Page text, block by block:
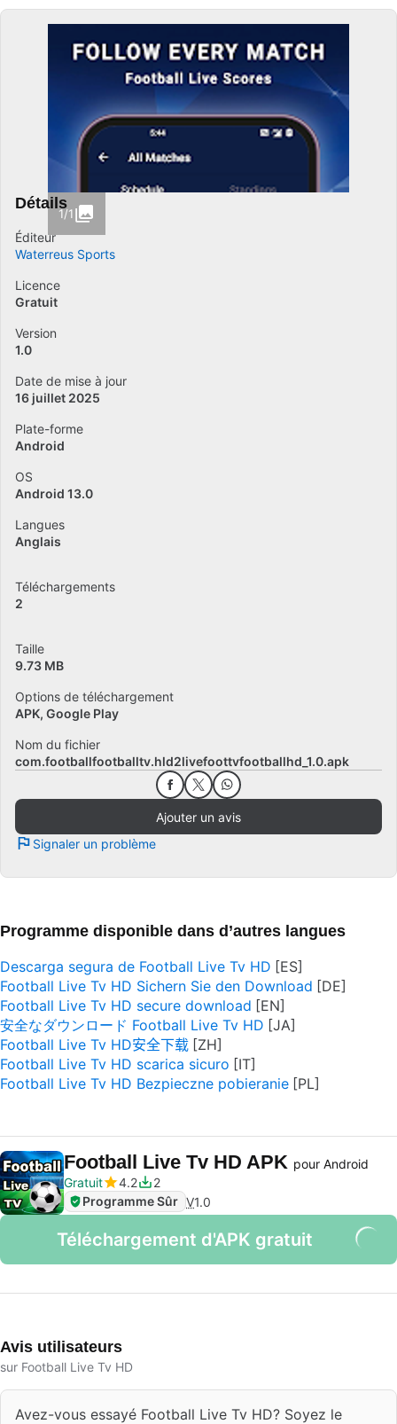
1/1
Détails
Éditeur
Waterreus Sports
Licence
Gratuit
Version
1.0
Date de mise à jour
16 juillet 2025
Plate-forme
Android
OS
Android 13.0
Langues
Anglais
Téléchargements
2
Taille
9.73 MB
Options de téléchargement
APK, Google Play
Nom du fichier
com.footballfootballtv.hld2livefoottvfootballhd_1.0.apk
Ajouter un avis
Signaler un problème
Programme disponible dans d’autres langues
Descarga segura de Football Live Tv HD
Football Live Tv HD Sichern Sie den Download
Football Live Tv HD secure download
安全なダウンロード Football Live Tv HD
Football Live Tv HD安全下载
Football Live Tv HD scarica sicuro
Football Live Tv HD Bezpieczne pobieranie
Football Live Tv HD APK pour Android
Gratuit
4.2
2
Programme Sûr V1.0
Téléchargement d'APK gratuit
Avis utilisateurs
sur Football Live Tv HD
Avez-vous essayé Football Live Tv HD? Soyez le